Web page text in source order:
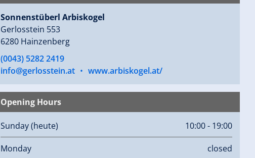
Sonnenstüberl Arbiskogel
Gerlosstein 553
6280 Hainzenberg
(0043) 5282 2419
info@gerlosstein.at • www.arbiskogel.at/
Opening Hours
Sunday(heute) 10:00 - 19:00
Monday closed